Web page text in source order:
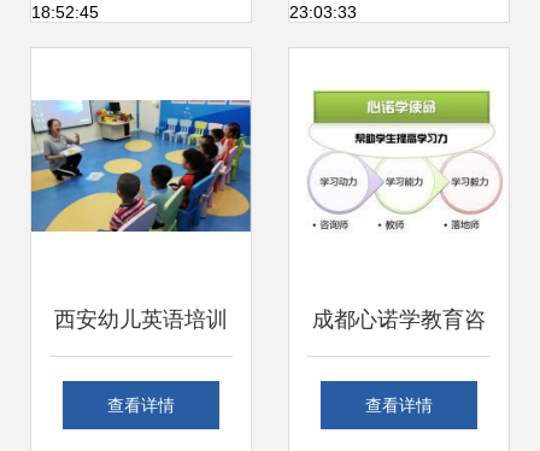
18:52:45
23:03:33
西安幼儿英语培训
咨询服务指南 如何
查看详情
成都心诺学教育咨
询 打造高效办公服
查看详情